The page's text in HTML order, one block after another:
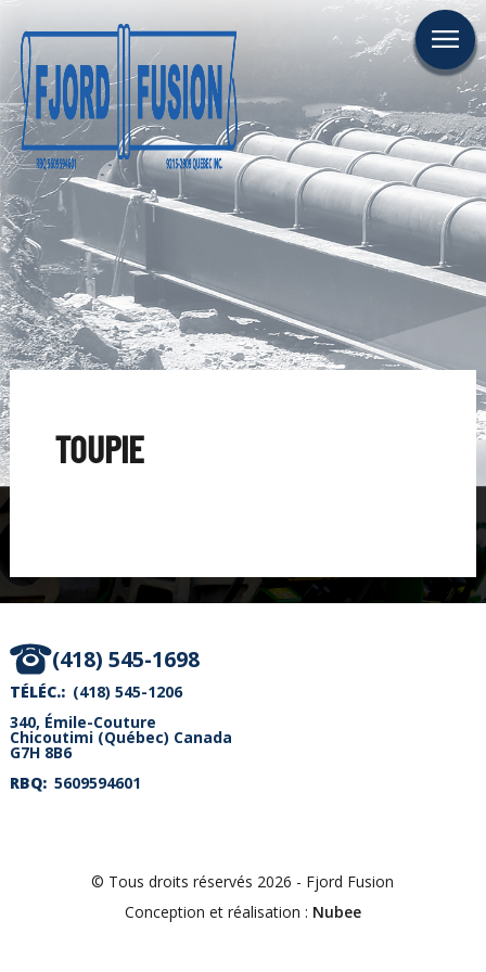
CARRIÈRE NOUS JOINDRE EN
ENTREPRISE
FUSION
RÉALISATIONS
TOUPIE
(418) 545-1698
TÉLÉC.
(418) 545-1206
340, Émile-Couture
Chicoutimi (Québec) Canada
G7H 8B6
RBQ 5609594601
© Tous droits réservés 2026 - Fjord Fusion
Conception et réalisation : Nubee